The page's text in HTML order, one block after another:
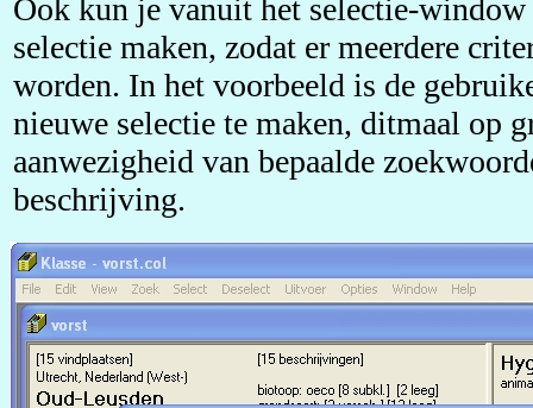
Ook kun je vanuit het selectie-window
selectie maken, zodat er meerdere
worden. In het voorbeeld is de
nieuwe selectie te maken, ditmaal op
aanwezigheid van bepaalde
beschrijving.